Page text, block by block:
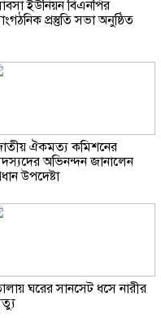
ইউনিয়ন বিএনপির
প্রস্তুতি সভা অনুষ্ঠিত
ঐকমত্য কমিশনের
অভিনন্দন জানালেন
উপদেষ্টা
ঘরের সানসেট ধসে নারীর